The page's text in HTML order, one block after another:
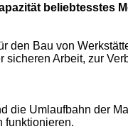
beliebtesstes
den Bau von
sicheren Arbeit, zur
die Umlaufbahn der
funktionieren.